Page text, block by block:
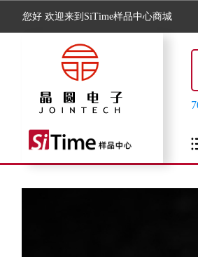
您好 欢迎来到SiTime样品中心商城